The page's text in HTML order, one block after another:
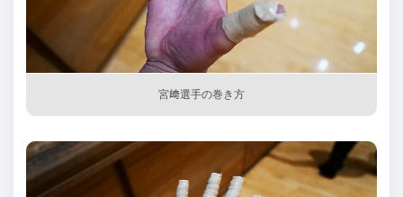
宮﨑選手の巻き方